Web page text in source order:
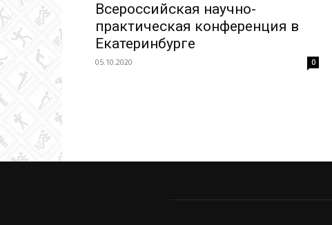
|
олимпийского
Всероссийская научно-
практическая конференция в
Екатеринбурге
05.10.2020 0